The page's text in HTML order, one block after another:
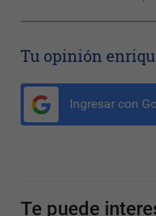
Tu opinión
Ingresar con
Te puede